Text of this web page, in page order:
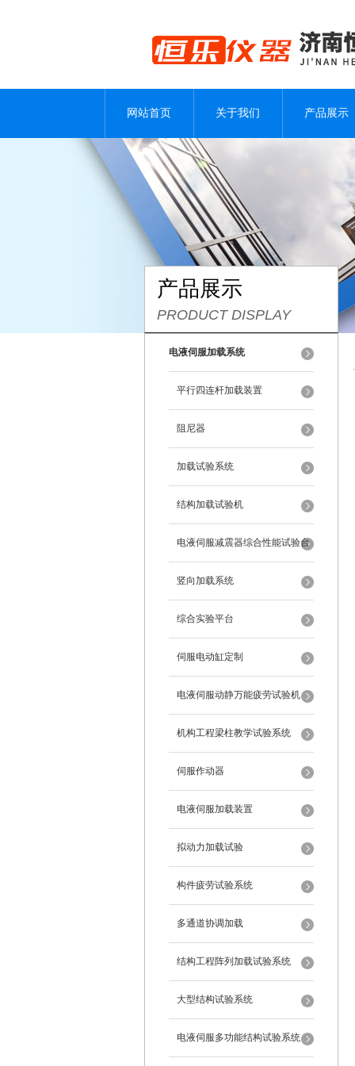
网站首页 关于我们 产品展示
产品展示
PRODUCT DISPLAY
电液伺服加载系统
平行四连杆加载装置
阻尼器
加载试验系统
结构加载试验机
电液伺服减震器综合性能试验台
竖向加载系统
综合实验平台
伺服电动缸定制
电液伺服动静万能疲劳试验机
机构工程梁柱教学试验系统
伺服作动器
电液伺服加载装置
拟动力加载试验
构件疲劳试验系统
多通道协调加载
结构工程阵列加载试验系统
大型结构试验系统
电液伺服多功能结构试验系统